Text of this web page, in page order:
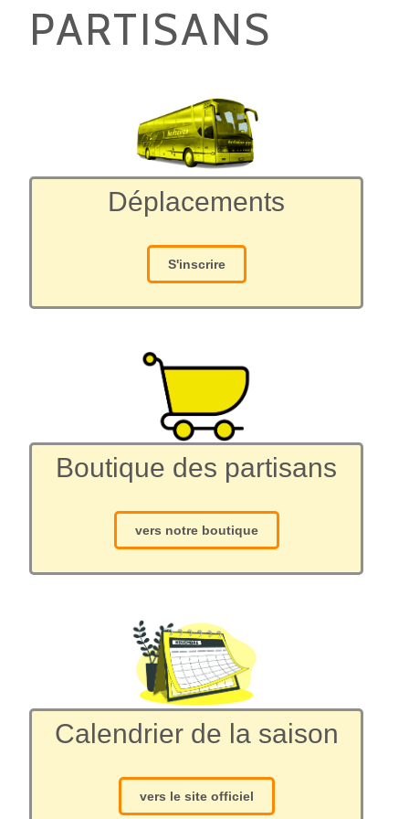
PARTISANS
Déplacements
S'inscrire
Boutique des partisans
vers notre boutique
Calendrier de la saison
vers le site officiel